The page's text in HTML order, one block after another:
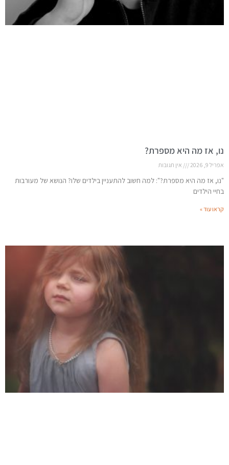
נו, אז מה היא מספרת?
אפריל 9, 2026 אין תגובות
"נו, אז מה היא מספרת?": למה חשוב להתעניין בילדים שלו? הנושא של מעורבות
בחיי הילדים
קראו עוד »